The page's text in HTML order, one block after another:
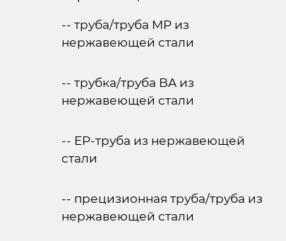
-- труба/труба MP из
нержавеющей стали
-- трубка/труба BA из
нержавеющей стали
-- EP-труба из нержавеющей
стали
-- прецизионная труба/труба из
нержавеющей стали